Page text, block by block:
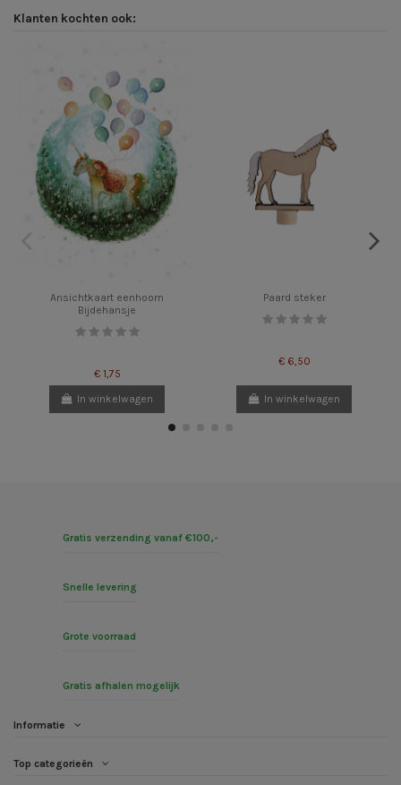
Klanten kochten ook:
Ansichtkaart eenhoorn
Bijdehansje
€ 1,75
In winkelwagen
Paard steker
€ 6,50
In winkelwagen
Gratis verzending vanaf €100,-
Snelle levering
Grote voorraad
Gratis afhalen mogelijk
Informatie
Top categorieën